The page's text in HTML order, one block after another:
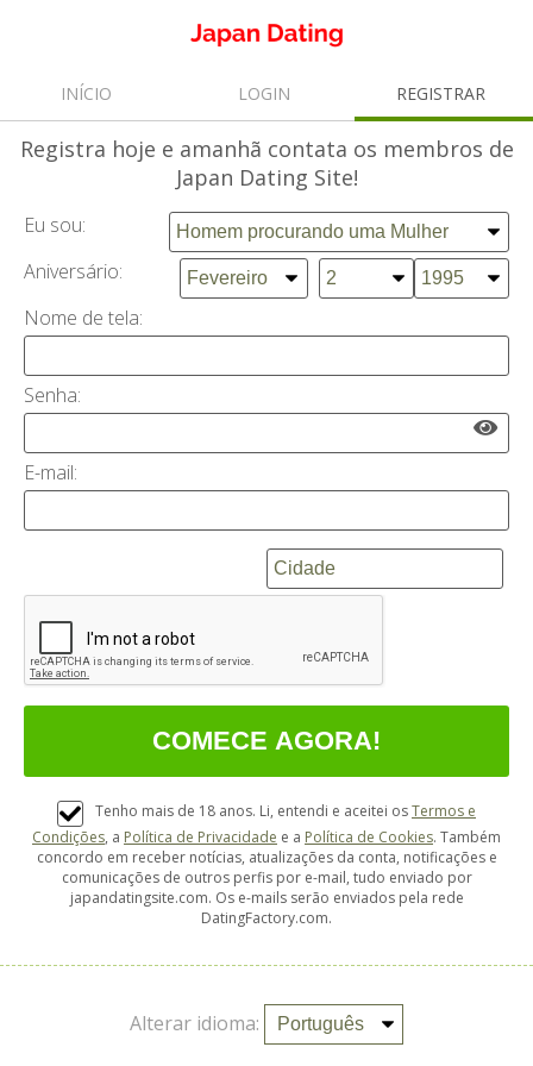
INÍCIO LOGIN REGISTRAR
Registra hoje e amanhã contata os membros de
Japan Dating Site!
Eu sou:
Aniversário:
Nome de tela:
Senha:
E-mail:
Tenho mais de 18 anos. Li, entendi e aceitei osTermos e
Condições, a Política de Privacidade e a Política de Cookies. Também
concordo em receber notícias, atualizações da conta, notificações e
comunicações de outros perfis por e-mail, tudo enviado por
japandatingsite.com. Os e-mails serão enviados pela rede
DatingFactory.com.
Alterar idioma: